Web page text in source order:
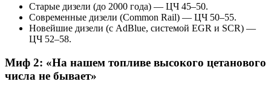
Старые дизели (до 2000 года) — ЦЧ 45–50.
Современные дизели (Common Rail) — ЦЧ 50–55.
Новейшие дизели (с AdBlue, системой EGR и SCR) —
ЦЧ 52–58.
Миф 2: «На нашем топливе высокого цетанового
числа не бывает»